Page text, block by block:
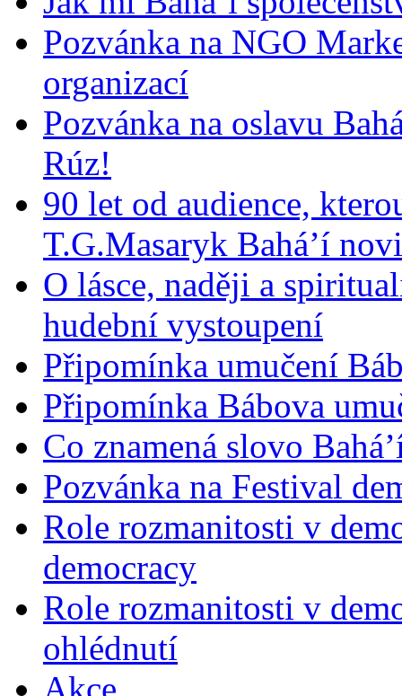
Pozvánka na NGO
organizací
Pozvánka na oslavu
Rúz!
90 let od audience,
T.G.Masaryk Bahá’í
O lásce, naději a
hudební vystoupení
Připomínka umučení
Připomínka Bábova
Co znamená slovo
Pozvánka na Festival
Role rozmanitosti v
democracy
Role rozmanitosti v
ohlédnutí